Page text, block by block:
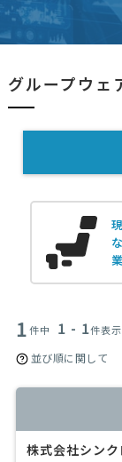
グループウェ
1件中 1 - 1件表示
並び順に関して
株式会社シン